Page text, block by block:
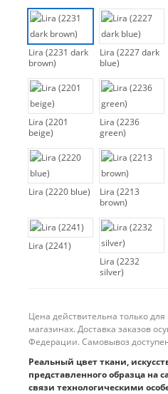
Lira (2231 dark
brown)
Lira (2227 dark
blue)
Lira (2201
beige)
Lira (2236
green)
Lira (2220 blue)
Lira (2213
brown)
Lira (2241)
Lira (2232
silver)
Цена действительна только
магазинах. Доставка заказов
Федерации. Самовывоз
Реальный цвет ткани,
представленного образца на
связи технологическими